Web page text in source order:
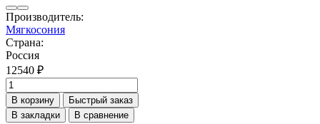
Производитель:
Мягкосония
Страна:
Россия
12540 ₽
В корзину
Быстрый заказ
В закладки
В сравнение